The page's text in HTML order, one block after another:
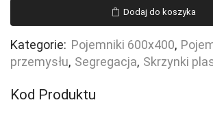
600x400x240
bakeline
Dodaj do koszyka
Kategorie: Pojemniki 600x400,
przemysłu, Segregacja, Skrzynki
Kod Produktu